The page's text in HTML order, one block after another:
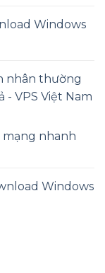
Windows
nhân thường
- VPS Việt Nam
mạng nhanh
Windows